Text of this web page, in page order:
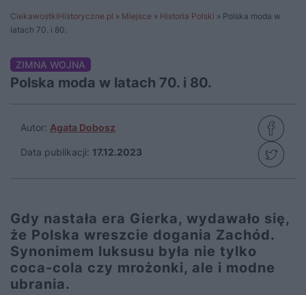
CiekawostkiHistoryczne.pl » Miejsce » Historia Polski » Polska moda w
latach 70. i 80.
ZIMNA WOJNA
Polska moda w latach 70. i 80.
Autor: Agata Dobosz
Data publikacji: 17.12.2023
Gdy nastała era Gierka, wydawało się,
że Polska wreszcie dogania Zachód.
Synonimem luksusu była nie tylko
coca-cola czy mrożonki, ale i modne
ubrania.